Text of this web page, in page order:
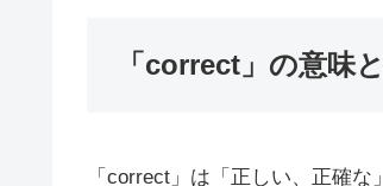
「correct」の意味
「correct」は「正しい、正確